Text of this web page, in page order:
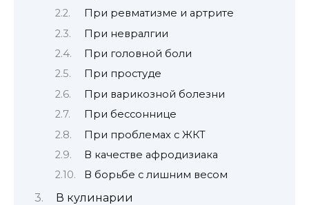
При ревматизме и артрите
При невралгии
При головной боли
При простуде
При варикозной болезни
При бессоннице
При проблемах с ЖКТ
В качестве афродизиака
В борьбе с лишним весом
В кулинарии